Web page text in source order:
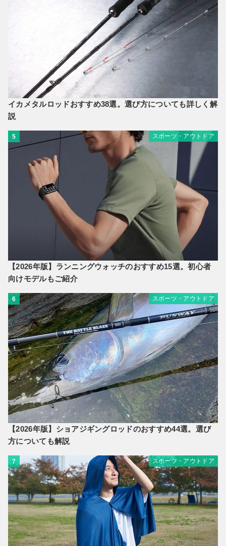
イカメタルロッドおすすめ38選。選び方についても詳しく解
説
5 スポーツ・アウトドア
【2026年版】ランニングウォッチのおすすめ15選。初心者
向けモデルもご紹介
6 スポーツ・アウトドア
【2026年版】ショアジギングロッドのおすすめ44選。選び
方についても解説
7 スポーツ・アウトドア